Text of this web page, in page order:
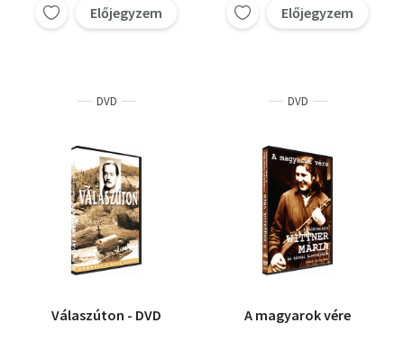
Előjegyzem Előjegyzem
DVD
Válaszúton - DVD
DVD
A magyarok vére